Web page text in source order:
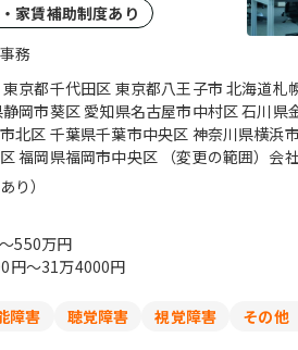
家賃補助制度あり
務
東京都千代田区 東京都八王子市 北海道札
岡市葵区 愛知県名古屋市中村区 石川県
北区 千葉県千葉市中央区 神奈川県横浜
広島県広島市東区 福岡県福岡市中央
り）
550万円
円〜31万4000円
障害 聴覚障害 視覚障害 その他